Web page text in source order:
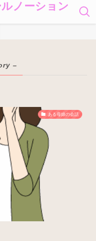
ノーション
–
ある母娘の会話